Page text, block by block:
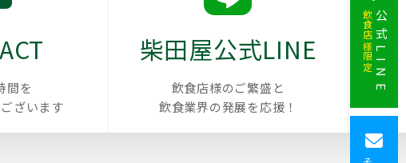
間を
ざいます
柴田屋公式LINE
飲食店様のご繁盛と
飲食業界の発展を応援！
公式LINE
飲食店様限定